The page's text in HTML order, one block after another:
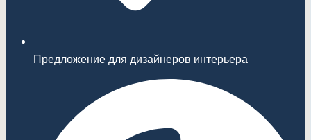
Предложение для дизайнеров интерьера